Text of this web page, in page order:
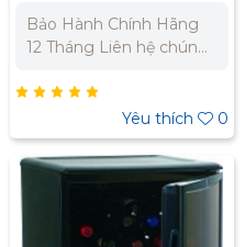
Bảo Hành Chính Hãng
12 Tháng Liên hệ chúng
nhất cho dự án. Miền
Bắc : 0989 310 979 -
0973 106 269 Miền Nam:
0902 303 733 – 0945
Yêu thích 0